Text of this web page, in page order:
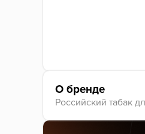
О бренде
Российский табак